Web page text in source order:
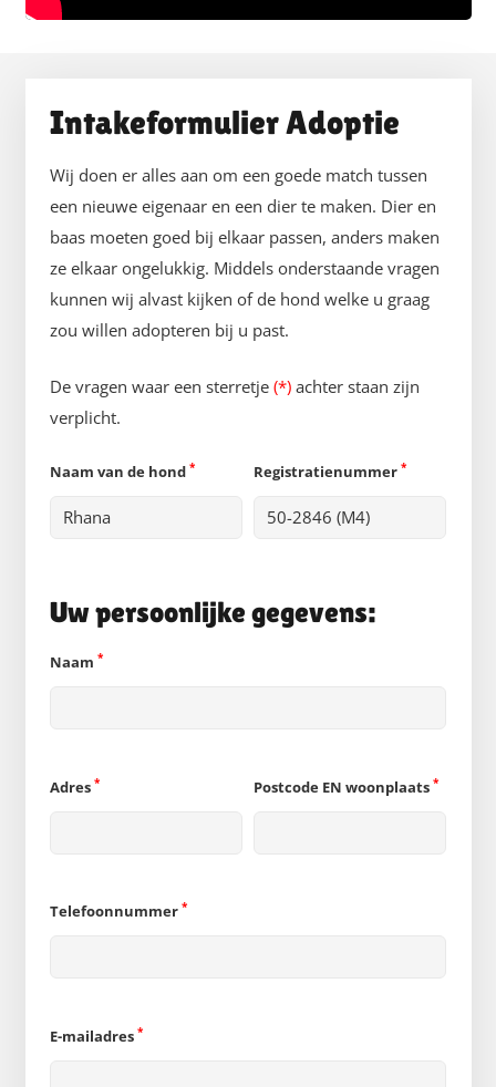
Intakeformulier Adoptie
Wij doen er alles aan om een goede match tussen
een nieuwe eigenaar en een dier te maken. Dier en
baas moeten goed bij elkaar passen, anders maken
ze elkaar ongelukkig. Middels onderstaande vragen
kunnen wij alvast kijken of de hond welke u graag
zou willen adopteren bij u past.
De vragen waar een sterretje (*) achter staan zijn
verplicht.
Naam van de hond * Registratienummer *
Uw persoonlijke gegevens:
Naam *
Adres * Postcode EN woonplaats *
Telefoonnummer *
E-mailadres *